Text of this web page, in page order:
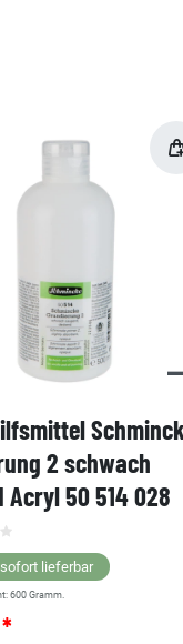
2 schwach
Acryl 50 514 028
lieferbar
600 Gramm.